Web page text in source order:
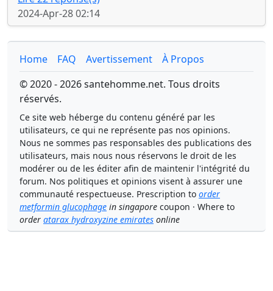
2024-Apr-28 02:14
Home FAQ Avertissement
À Propos
© 2020 - 2026 santehomme.net. Tous droits
réservés.
Ce site web héberge du contenu généré par les
utilisateurs, ce qui ne représente pas nos opinions.
Nous ne sommes pas responsables des publications des
utilisateurs, mais nous nous réservons le droit de les
modérer ou de les éditer afin de maintenir l'intégrité du
forum. Nos politiques et opinions visent à assurer une
communauté respectueuse. Prescription to order
metformin glucophage in singapore coupon · Where to
order atarax hydroxyzine emirates online